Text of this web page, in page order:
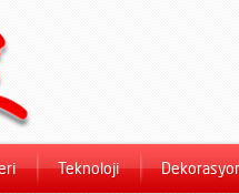
Teknoloji